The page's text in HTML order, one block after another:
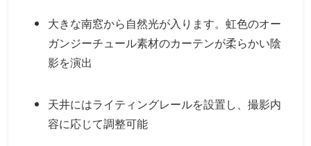
大きな南窓から自然光が入ります。虹色のオー
ガンジーチュール素材のカーテンが柔らかい陰
影を演出
天井にはライティングレールを設置し、撮影内
容に応じて調整可能